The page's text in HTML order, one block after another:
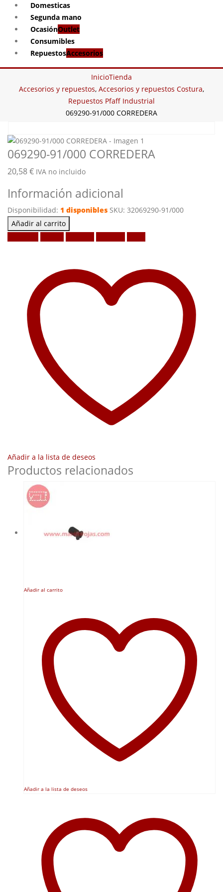
Domesticas
Segunda mano
OcasiónOutlet
Consumibles
RepuestosAccesorios
InicioTienda
Accesorios y repuestos, Accesorios y repuestos Costura,
Repuestos Pfaff Industrial
069290-91/000 CORREDERA
069290-91/000 CORREDERA
20,58€ IVA no incluido
Información adicional
Disponibilidad: 1 disponibles SKU: 32069290-91/000
Añadir al carrito
Añadir a la lista de deseos
Productos relacionados
Añadir al carrito
Añadir a la lista de deseos